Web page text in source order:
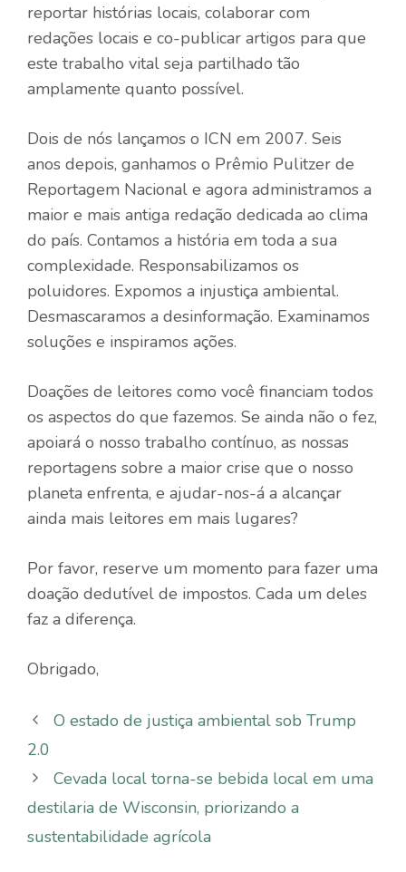
reportar histórias locais, colaborar com
redações locais e co-publicar artigos para que
este trabalho vital seja partilhado tão
amplamente quanto possível.
Dois de nós lançamos o ICN em 2007. Seis
anos depois, ganhamos o Prêmio Pulitzer de
Reportagem Nacional e agora administramos a
maior e mais antiga redação dedicada ao clima
do país. Contamos a história em toda a sua
complexidade. Responsabilizamos os
poluidores. Expomos a injustiça ambiental.
Desmascaramos a desinformação. Examinamos
soluções e inspiramos ações.
Doações de leitores como você financiam todos
os aspectos do que fazemos. Se ainda não o fez,
apoiará o nosso trabalho contínuo, as nossas
reportagens sobre a maior crise que o nosso
planeta enfrenta, e ajudar-nos-á a alcançar
ainda mais leitores em mais lugares?
Por favor, reserve um momento para fazer uma
doação dedutível de impostos. Cada um deles
faz a diferença.
Obrigado,
O estado de justiça ambiental sob Trump
2.0
Cevada local torna-se bebida local em uma
destilaria de Wisconsin, priorizando a
sustentabilidade agrícola